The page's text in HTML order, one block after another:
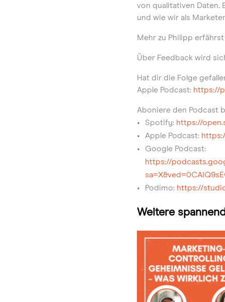
von qualitativen Daten.
und wie wir als
Mehr zu Philipp
Über Feedback wird
Hat dir die Folge
Apple Podcast: https://
Aboniere den Podcast
Spotify: https://
Apple Podcast:
Google Podcast:
https://
Podimo: https://
Weitere